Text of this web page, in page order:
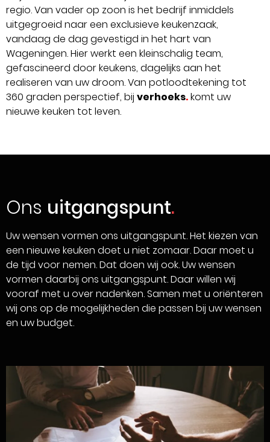
regio. Van vader op zoon is het bedrijf inmiddels
uitgegroeid naar een exclusieve keukenzaak,
vandaag de dag gevestigd in het hart van
Wageningen. Hier werkt een kleinschalig team,
gefascineerd door keukens, dagelijks aan het
realiseren van uw droom. Van potloodtekening tot
360 graden perspectief, bij verhoeks.komt uw
nieuwe keuken tot leven.
Ons uitgangspunt
Uw wensen vormen ons uitgangspunt. Het kiezen van
een nieuwe keuken doet u niet zomaar. Daar moet u
de tijd voor nemen. Dat doen wij ook. Uw wensen
vormen daarbij ons uitgangspunt. Daar willen wij
vooraf met u over nadenken. Samen met u oriënteren
wij ons op de mogelijkheden die passen bij uw wensen
en uw budget.